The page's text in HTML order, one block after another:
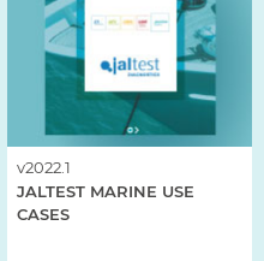
v2022.1
JALTEST MARINE USE
CASES